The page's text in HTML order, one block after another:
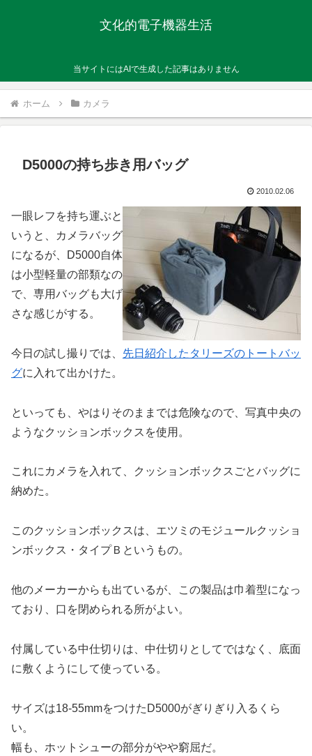
文化的電子機器生活
当サイトにはAIで生成した記事はありません
ホーム カメラ
D5000の持ち歩き用バッグ
2010.02.06
一眼レフを持ち運ぶと
いうと、カメラバッグ
になるが、D5000自体
は小型軽量の部類なの
で、専用バッグも大げ
さな感じがする。
今日の試し撮りでは、 先日紹介したタリーズのトートバッ
グに入れて出かけた。
といっても、やはりそのままでは危険なので、写真中央の
ようなクッションボックスを使用。
これにカメラを入れて、クッションボックスごとバッグに
納めた。
このクッションボックスは、エツミのモジュールクッショ
ンボックス・タイプＢというもの。
他のメーカーからも出ているが、この製品は巾着型になっ
ており、口を閉められる所がよい。
付属している中仕切りは、中仕切りとしてではなく、底面
に敷くようにして使っている。
サイズは18-55mmをつけたD5000がぎりぎり入るくら
い。
幅も、ホットシューの部分がやや窮屈だ。